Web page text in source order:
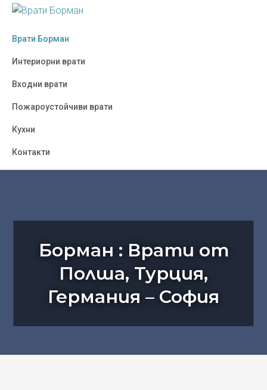
Skip
primary
Skip
main
Skip
footer
БОРМАН
:
Врати
Полша,
Украйна,
-
София
Врати Борман
Интериорни врати
Входни врати
Пожароустойчиви врати
Кухни
Контакти
Борман : Врати от
Полша, Турция,
Германия – София